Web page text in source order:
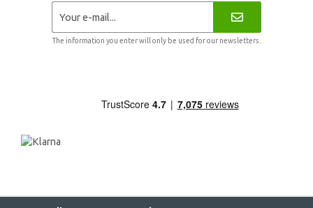
The information you enter will only be used for our newsletters.